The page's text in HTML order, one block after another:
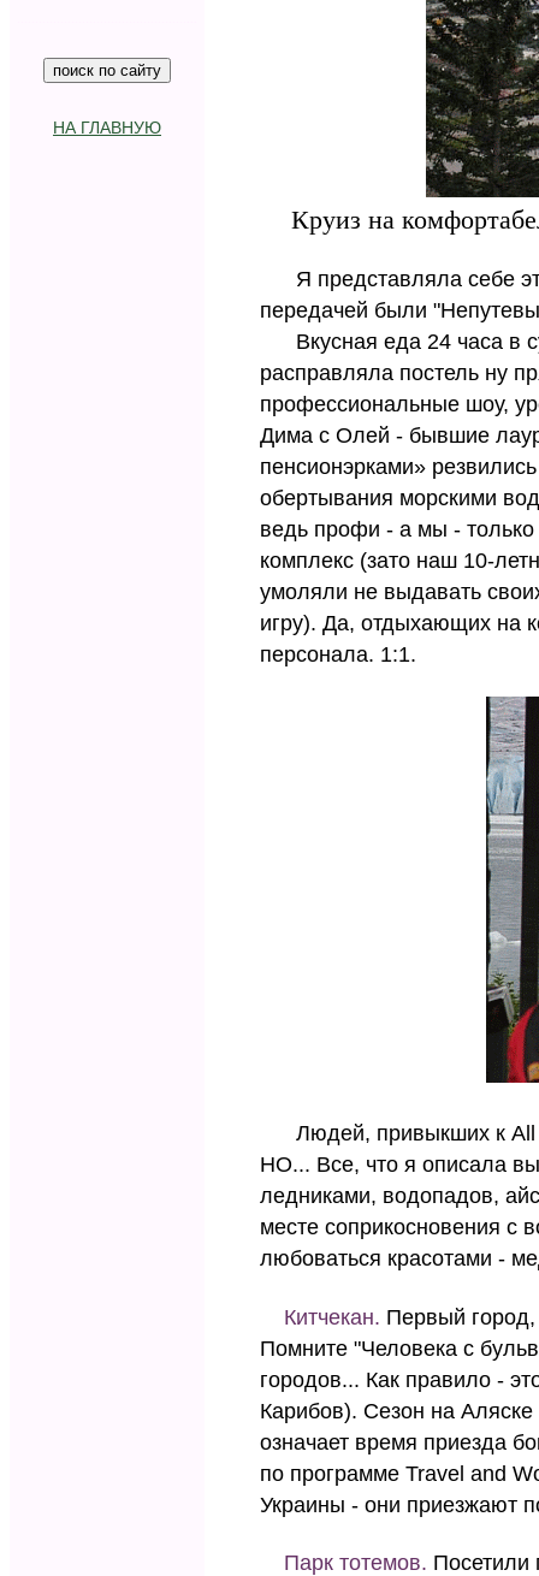
НА ГЛАВНУЮ
Круиз на
Я представляла себе
передачей были
Вкусная еда 24 часа в
расправляла постель ну
профессиональные шоу,
Дима с Олей - бывшие
пенсионэрками»
обертывания морскими
ведь профи - а мы -
комплекс (зато наш 10-
умоляли не выдавать
игру). Да, отдыхающих на
персонала. 1:1.
Людей, привыкших к All
НО... Все, что я описала
ледниками, водопадов,
месте соприкосновения с
любоваться красотами -
Китчекан. Первый
Помните "Человека с
городов... Как правило -
Карибов). Сезон на
означает время приезда
по программе Travel and
Украины - они приезжают
Парк тотемов. Посетили